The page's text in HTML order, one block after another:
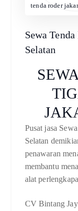
tenda roder
Sewa
Selatan
Pusat jasa
Selatan
penawaran
membantu
alat
CV Bintang